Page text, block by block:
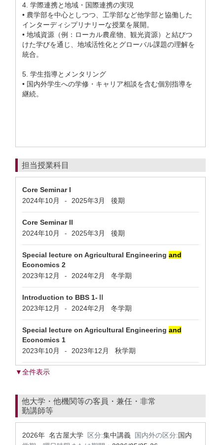
4. 学際連携と地域・国際連携の実現
• 農学部を中心としつつ、工学部など他学部と協働した
インターディシプリナリーな授業を展開。
• 地域資源（例：ローカル農産物、観光資源）と結びつ
けた学びを通じ、地域活性化とグローバル課題の理解を
統合。
5. 学生指導とメンタリング
• 国内外学生への学修・キャリア相談を含む個別指導を
継続。
担当授業科目
Core Seminar I
2024年10月
- 2025年3月 後期
Core Seminar II
2024年10月
- 2025年3月 後期
Special lecture on Agricultural Engineering and
Economics 2
2023年12月
- 2024年2月 冬学期
Introduction to BBS 1-Ⅱ
2023年12月
- 2024年2月 冬学期
Special lecture on Agricultural Engineering and
Economics 1
2023年10月
- 2023年12月 秋学期
▼全件表示
他大学・他機関等の客員・兼任・非常
勤講師等
2026年 名古屋大学 区分:集中講義 国内外の区分:国内